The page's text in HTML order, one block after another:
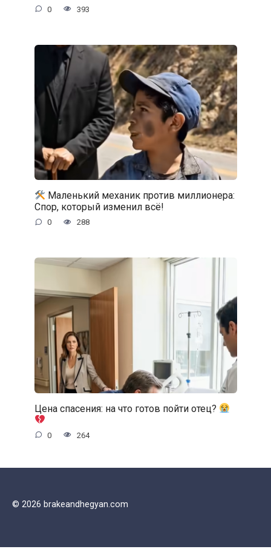
0 393
Маленький механик против миллионера:
Спор, который изменил всё!
0 288
Цена спасения: на что готов пойти отец?
0 264
© 2026 brakeandhegyan.com